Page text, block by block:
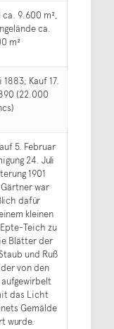
9.600 m²,
ca.
m²
Kauf 17.
(22.000
5. Februar
24. Juli
1901
war
dafür
kleinen
Teich zu
Blätter der
und Ruß
von den
aufgewirbelt
das Licht
Gemälde
wurde.